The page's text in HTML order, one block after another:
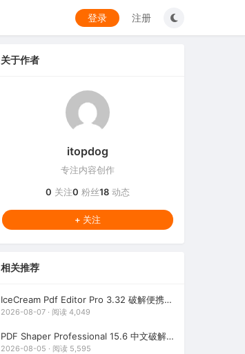
登录 注册
关于作者
itopdog
专注内容创作
0 关注0 粉丝18 动态
+ 关注
相关推荐
IceCream Pdf Editor Pro 3.32 破解便携版（冰淇淋PDF编辑器）
2026-08-07 · 阅读 4,049
PDF Shaper Professional 15.6 中文破解版（强大实用的全能PDF工具箱）
2026-08-05 · 阅读 5,595